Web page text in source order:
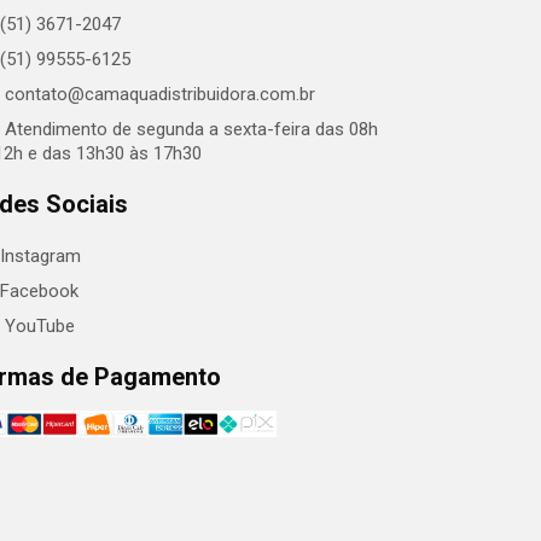
(51) 3671-2047
(51) 99555-6125
contato@camaquadistribuidora.com.br
Atendimento de segunda a sexta-feira das 08h
e das 13h30 às 17h30
Sociais
Instagram
Facebook
YouTube
de Pagamento